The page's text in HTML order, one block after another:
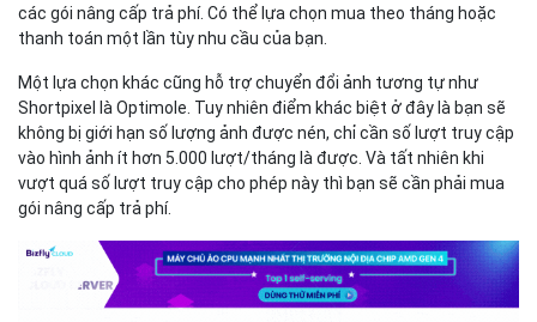
các gói nâng cấp trả phí. Có thể lựa chọn mua theo tháng hoặc
thanh toán một lần tùy nhu cầu của bạn.
Một lựa chọn khác cũng hỗ trợ chuyển đổi ảnh tương tự như
Shortpixel là Optimole. Tuy nhiên điểm khác biệt ở đây là bạn sẽ
không bị giới hạn số lượng ảnh được nén, chỉ cần số lượt truy cập
vào hình ảnh ít hơn 5.000 lượt/tháng là được. Và tất nhiên khi
vượt quá số lượt truy cập cho phép này thì bạn sẽ cần phải mua
gói nâng cấp trả phí.